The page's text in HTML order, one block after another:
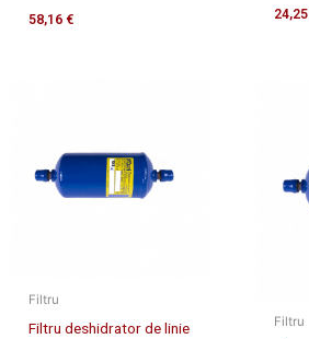
58,16 € 24,25
Filtru
Filtru deshidrator de linie
Filtru